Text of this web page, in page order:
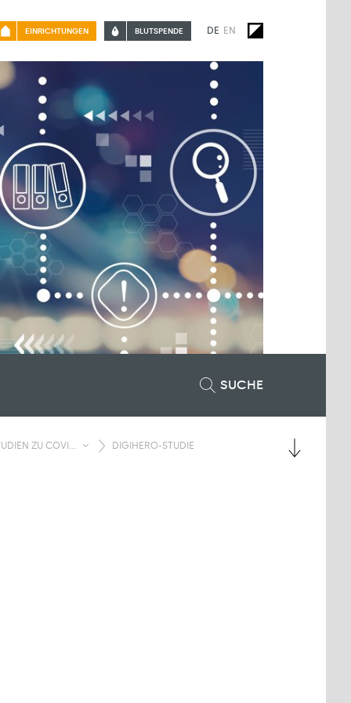
EINRICHTUNGEN BLUTSPENDE DE EN
SUCHE
ZU COVI... DIGIHERO-STUDIE